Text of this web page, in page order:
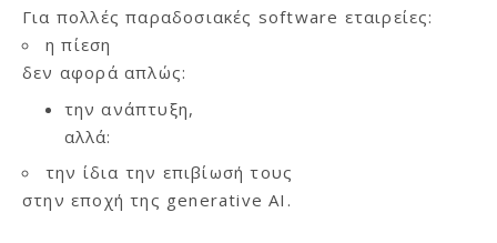
Για πολλές παραδοσιακές software εταιρείες:
η πίεση
δεν αφορά απλώς:
την ανάπτυξη,
αλλά:
την ίδια την επιβίωσή τους
στην εποχή της generative AI.